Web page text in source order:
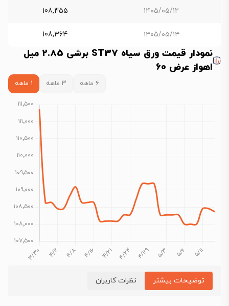
۱۴۰۵/۰۵/۱۲ 108,455
۱۴۰۵/۰۵/۱۴ 108,364
نمودار قیمت ورق سیاه ST37 برشی 2.85 میل
اهواز عرض 60
۶ ماهه ۳ ماهه ۱ ماهه
توضیحات بیشتر نظرات کاربران